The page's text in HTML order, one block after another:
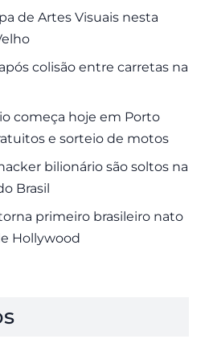
de Artes Visuais nesta
colisão entre carretas na
começa hoje em Porto
e sorteio de motos
bilionário são soltos na
Brasil
primeiro brasileiro nato
Hollywood